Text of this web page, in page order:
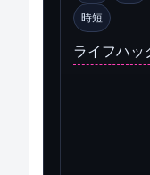
時短
ライフハ